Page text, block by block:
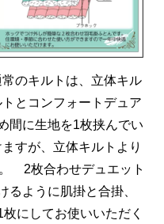
のキルトは、立体キル
とコンフォートデュア
間に生地を1枚挟んでい
すが、立体キルトより
2枚合わせデュエット
るように肌掛と合掛、
にしてお使いいただく